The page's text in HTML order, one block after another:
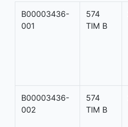
B00003436-
001
574
TIM B
B00003436-
002
574
TIM B